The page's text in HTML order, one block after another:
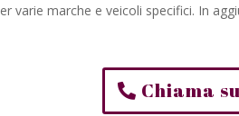
varie marche e veicoli specifici. In
Chiama